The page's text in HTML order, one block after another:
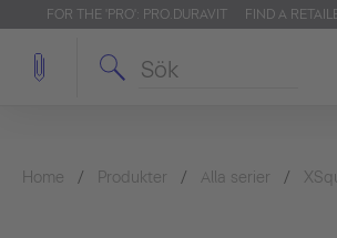
FOR THE 'PRO': PRO.DURAVIT FIND A
Home Produkter Alla serier